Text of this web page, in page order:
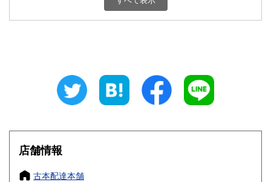
800円 三重県
大阪府
奈良県
店舗情報
古本配達本舗